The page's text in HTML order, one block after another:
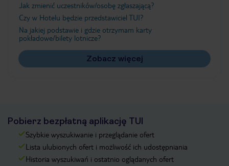
Jak zmienić uczestników/osobę zgłaszającą?
Czy w Hotelu będzie przedstawiciel TUI?
Na jakiej podstawie i gdzie otrzymam karty
pokładowe/bilety lotnicze?
Zobacz więcej
Pobierz bezpłatną aplikację TUI
Szybkie wyszukiwanie i przeglądanie ofert
Lista ulubionych ofert i możliwość ich udostępniania
Historia wyszukiwań i ostatnio oglądanych ofert